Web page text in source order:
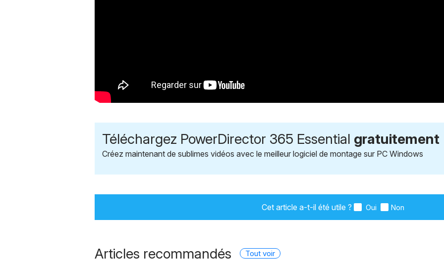
Téléchargez PowerDirector 365 Essential gratuitement
Créez maintenant de sublimes vidéos avec le meilleur logiciel de montage sur PC Windows
Cet article a-t-il été utile ? Oui Non
Articles recommandés Tout voir